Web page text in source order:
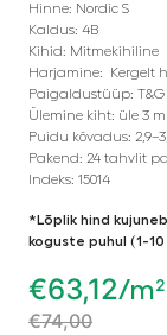
Hinne: Nordic S
Kaldus: 4B
Kihid: Mitmekihiline
Harjamine: Kergelt
Paigaldustüüp: T&G
Ülemine kiht: üle 3
Puidu kõvadus:
Pakend: 24 tahvlit
Indeks: 15014
*Lõplik hind
koguste puhul (1-
€63,12/m²
€74,00